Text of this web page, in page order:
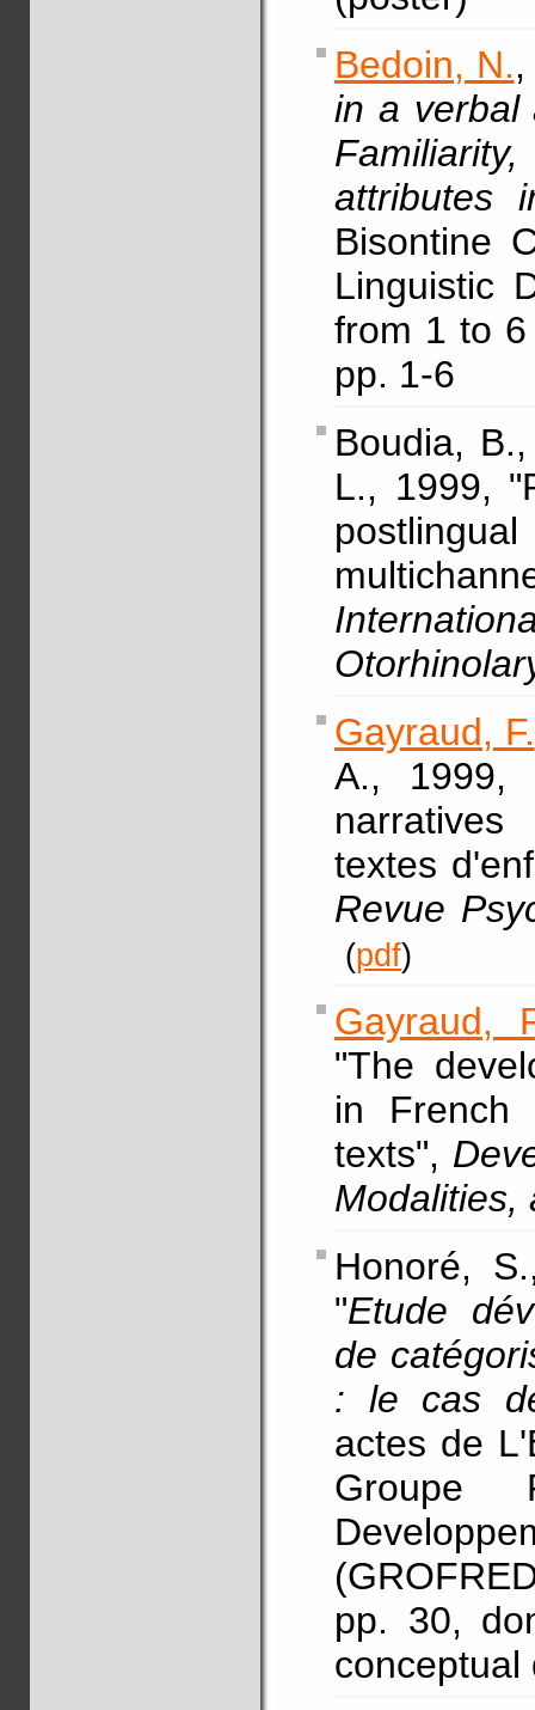
Bedoin, N.
in a verbal
attributes
Bisontine
Linguistic
from 1 to 6
pp. 1-6
Boudia,
L., 1999,
Gayraud, F.
A., 1999,
textes
Revue
(pdf)
Gayraud,
"The
in French
texts",
Modalities,
Honoré,
"Etude
de
: le cas
actes de
Groupe
pp. 30,
conceptual